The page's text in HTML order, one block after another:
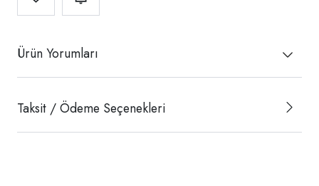
Ürün Yorumları
Taksit / Ödeme Seçenekleri